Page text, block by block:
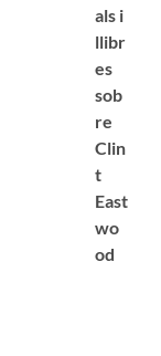
als i
llibr
es
sob
re
Clin
t
East
wo
od